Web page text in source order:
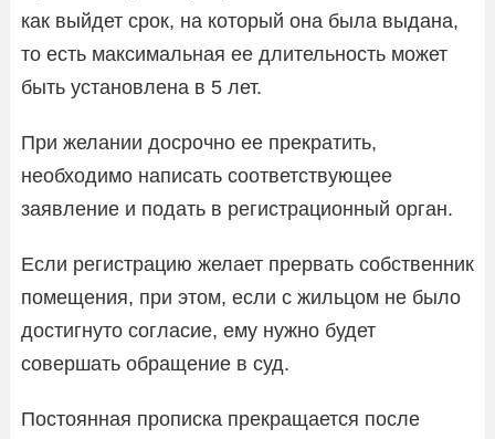
как выйдет срок, на который она была выдана,
то есть максимальная ее длительность может
быть установлена в 5 лет.
При желании досрочно ее прекратить,
необходимо написать соответствующее
заявление и подать в регистрационный орган.
Если регистрацию желает прервать собственник
помещения, при этом, если с жильцом не было
достигнуто согласие, ему нужно будет
совершать обращение в суд.
Постоянная прописка прекращается после